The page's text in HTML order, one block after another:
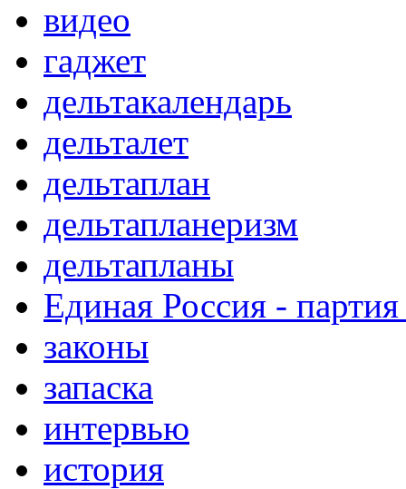
видео
гаджет
дельтакалендарь
дельталет
дельтаплан
дельтапланеризм
дельтапланы
Единая Россия -
законы
запаска
интервью
история